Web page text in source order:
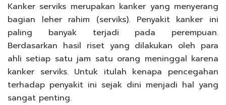
Kanker serviks merupakan kanker yang menyerang
bagian leher rahim (serviks). Penyakit kanker ini
paling banyak terjadi pada perempuan.
Berdasarkan hasil riset yang dilakukan oleh para
ahli setiap satu jam satu orang meninggal karena
kanker serviks. Untuk itulah kenapa pencegahan
terhadap penyakit ini sejak dini menjadi hal yang
sangat penting.